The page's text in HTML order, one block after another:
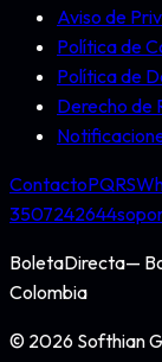
Aviso de
Política de
Política de
Derecho de
ContactoPQRS
3507242644
BoletaDirecta—
Colombia
© 2026 Softhian